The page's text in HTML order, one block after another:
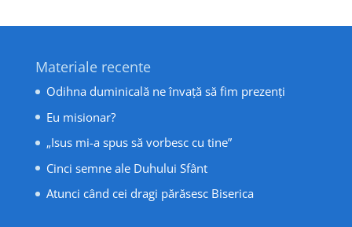
Materiale recente
Odihna duminicală ne învață să fim prezenți
Eu misionar?
„Isus mi-a spus să vorbesc cu tine”
Cinci semne ale Duhului Sfânt
Atunci când cei dragi părăsesc Biserica